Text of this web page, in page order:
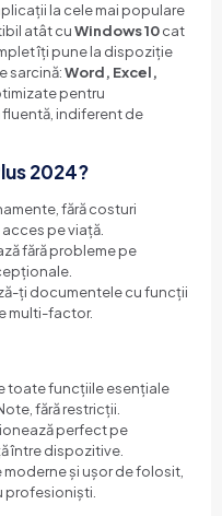
la cele mai populare
atât cuWindows 10cat
îți pune la dispoziție
sarcină:Word, Excel,
pentru
fluentă, indiferent de
2024?
fără costuri
pe viață.
fără probleme pe
ți documentele cu funcții
multi-factor.
toate funcțiile esențiale
fără restricții.
perfect pe
între dispozitive.
moderne și ușor de folosit,
profesioniști.